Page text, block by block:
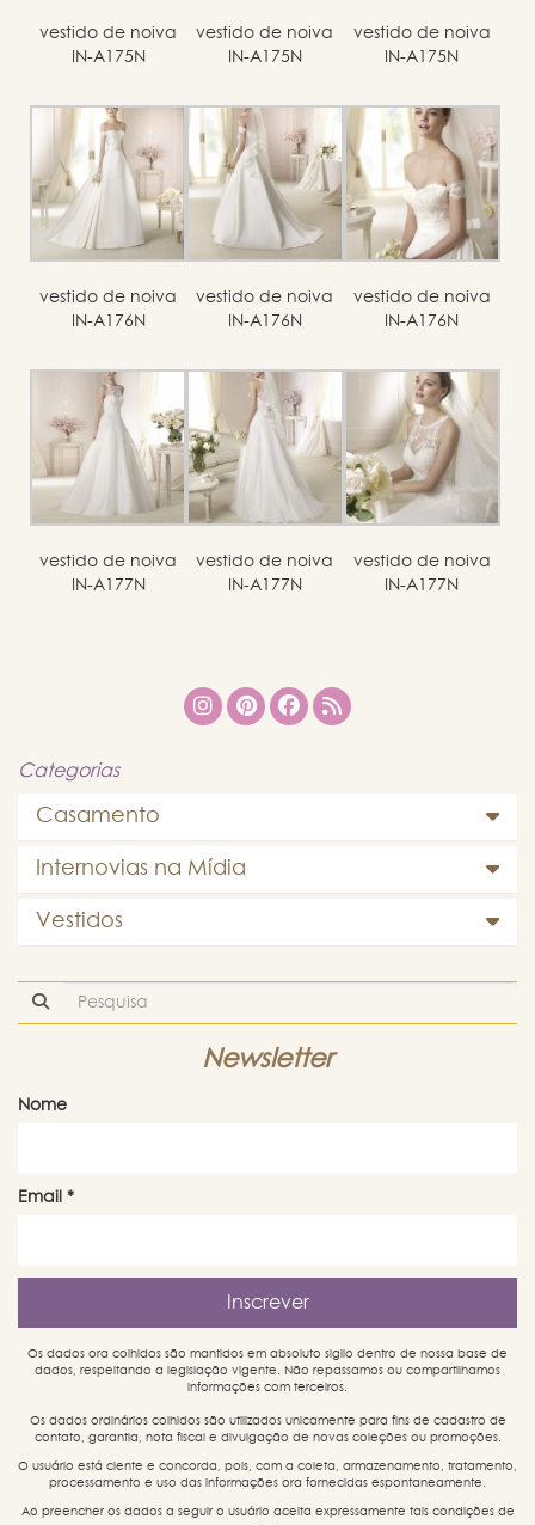
vestido de noiva
IN-A175N
vestido de noiva
IN-A175N
vestido de noiva
IN-A175N
vestido de noiva
IN-A176N
vestido de noiva
IN-A176N
vestido de noiva
IN-A176N
vestido de noiva
IN-A177N
vestido de noiva
IN-A177N
vestido de noiva
IN-A177N
Categorias
Casamento
Internovias na Mídia
Vestidos
Newsletter
Nome
Email *
Os dados ora colhidos são mantidos em absoluto sigilo dentro de nossa base de
dados, respeitando a legislação vigente. Não repassamos ou compartilhamos
informações com terceiros.
Os dados ordinários colhidos são utilizados unicamente para fins de cadastro de
contato, garantia, nota fiscal e divulgação de novas coleções ou promoções.
O usuário está ciente e concorda, pois, com a coleta, armazenamento, tratamento,
processamento e uso das informações ora fornecidas espontaneamente.
Ao preencher os dados a seguir o usuário aceita expressamente tais condições de